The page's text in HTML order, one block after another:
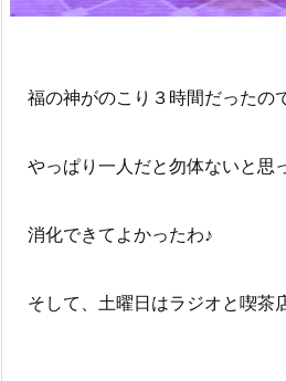
福の神がのこり３時間だったの
やっぱり一人だと勿体ないと思
消化できてよかったわ♪
そして、土曜日はラジオと喫茶